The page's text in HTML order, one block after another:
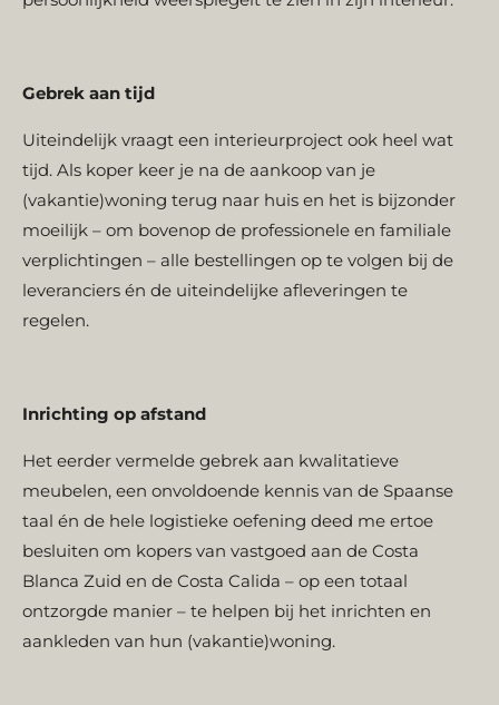
Gebrek aan tijd
Uiteindelijk vraagt een interieurproject ook heel wat
tijd. Als koper keer je na de aankoop van je
(vakantie)woning terug naar huis en het is bijzonder
moeilijk – om bovenop de professionele en familiale
verplichtingen – alle bestellingen op te volgen bij de
leveranciers én de uiteindelijke afleveringen te
regelen.
Inrichting op afstand
Het eerder vermelde gebrek aan kwalitatieve
meubelen, een onvoldoende kennis van de Spaanse
taal én de hele logistieke oefening deed me ertoe
besluiten om kopers van vastgoed aan de Costa
Blanca Zuid en de Costa Calida – op een totaal
ontzorgde manier – te helpen bij het inrichten en
aankleden van hun (vakantie)woning.